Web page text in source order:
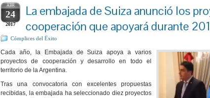
ABR
24
2017
La embajada de Suiza anunció los
cooperación que apoyará durante
Cómplices del Ëxito
Cada año, la Embajada de Suiza apoya a varios
proyectos de cooperación y desarrollo en todo el
territorio de la Argentina.
Tras una convocatoria con excelentes propuestas
recibidas, la embajada ha seleccionado diez proyectos